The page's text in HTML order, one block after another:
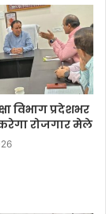
विभाग प्रदेशभर
रोजगार मेले